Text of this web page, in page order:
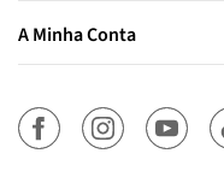
A Minha Conta